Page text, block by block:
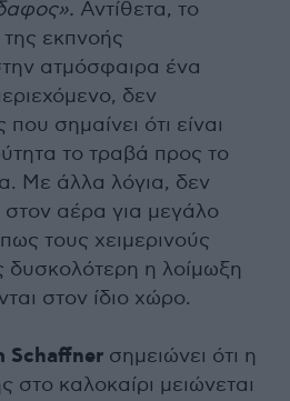
Αντίθετα, το
της εκπνοής
ατμόσφαιρα ένα
δεν
σημαίνει ότι είναι
το τραβά προς το
Με άλλα λόγια, δεν
στον αέρα για μεγάλο
τους χειμερινούς
δυσκολότερη η λοίμωξη
στον ίδιο χώρο.
Schaffner σημειώνει ότι η
στο καλοκαίρι μειώνεται